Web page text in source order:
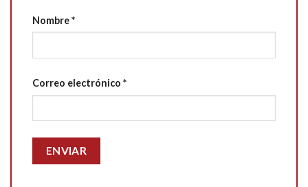
Nombre*
Correo electrónico *